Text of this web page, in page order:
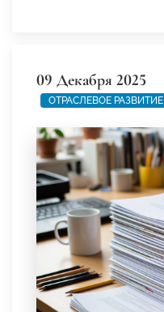
09 Декабря 2025
ОТРАСЛЕВОЕ РАЗВИТИЕ